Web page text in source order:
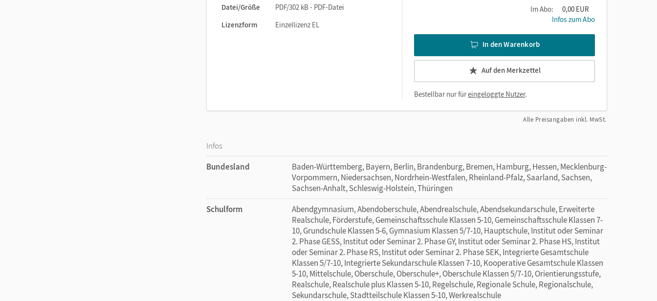
Datei/Größe
PDF/302 kB - PDF-Datei
Lizenzform
Einzellizenz EL
Im Abo:
0,00 EUR
Infos zum Abo
In den Warenkorb
Auf den Merkzettel
Bestellbar nur füreingeloggte Nutzer.
Alle Preisangaben inkl. MwSt.
Infos
Bundesland
Baden-Württemberg, Bayern, Berlin, Brandenburg, Bremen, Hamburg, Hessen, Mecklenburg-
Vorpommern, Niedersachsen, Nordrhein-Westfalen, Rheinland-Pfalz, Saarland, Sachsen,
Sachsen-Anhalt, Schleswig-Holstein, Thüringen
Schulform
Abendgymnasium, Abendoberschule, Abendrealschule, Abendsekundarschule, Erweiterte
Realschule, Förderstufe, Gemeinschaftsschule Klassen 5-10, Gemeinschaftsschule Klassen 7-
10, Grundschule Klassen 5-6, Gymnasium Klassen 5/7-10, Hauptschule, Institut oder Seminar
2. Phase GESS, Institut oder Seminar 2. Phase GY, Institut oder Seminar 2. Phase HS, Institut
oder Seminar 2. Phase RS, Institut oder Seminar 2. Phase SEK, Integrierte Gesamtschule
Klassen 5/7-10, Integrierte Sekundarschule Klassen 7-10, Kooperative Gesamtschule Klassen
5-10, Mittelschule, Oberschule, Oberschule+, Oberschule Klassen 5/7-10, Orientierungsstufe,
Realschule, Realschule plus Klassen 5-10, Regelschule, Regionale Schule, Regionalschule,
Sekundarschule, Stadtteilschule Klassen 5-10, Werkrealschule